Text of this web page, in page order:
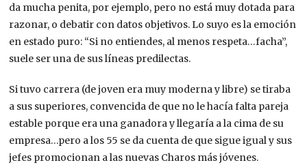
da mucha penita, por ejemplo, pero no está muy dotada para
razonar, o debatir con datos objetivos. Lo suyo es la emoción
en estado puro: “Si no entiendes, al menos respeta…facha”,
suele ser una de sus líneas predilectas.
Si tuvo carrera (de joven era muy moderna y libre) se tiraba
a sus superiores, convencida de que no le hacía falta pareja
estable porque era una ganadora y llegaría a la cima de su
empresa…pero a los 55 se da cuenta de que sigue igual y sus
jefes promocionan a las nuevas Charos más jóvenes.